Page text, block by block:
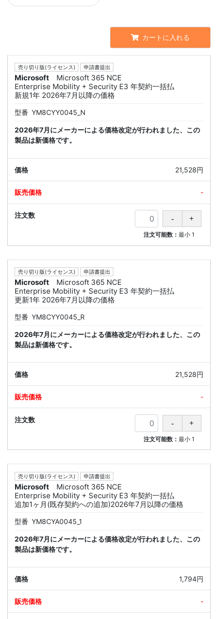
カートに入れる
売り切り版(ライセンス) 申請書提出
Microsoft
Microsoft 365 NCE
Enterprise Mobility + Security E3 年契約一括払
新規1年 2026年7月以降の価格
型番 YM8CYY0045_N
2026年7月にメーカーによる価格改定が行われました、この
製品は新価格です。
21,528円
-
注文可能数：最小 1
売り切り版(ライセンス) 申請書提出
Microsoft
Microsoft 365 NCE
Enterprise Mobility + Security E3 年契約一括払
更新1年 2026年7月以降の価格
型番 YM8CYY0045_R
2026年7月にメーカーによる価格改定が行われました、この
製品は新価格です。
21,528円
-
注文可能数：最小 1
売り切り版(ライセンス) 申請書提出
Microsoft
Microsoft 365 NCE
Enterprise Mobility + Security E3 年契約一括払
追加1ヶ月(既存契約への追加)2026年7月以降の価格
型番 YM8CYA0045_1
2026年7月にメーカーによる価格改定が行われました、この
製品は新価格です。
1,794円
-